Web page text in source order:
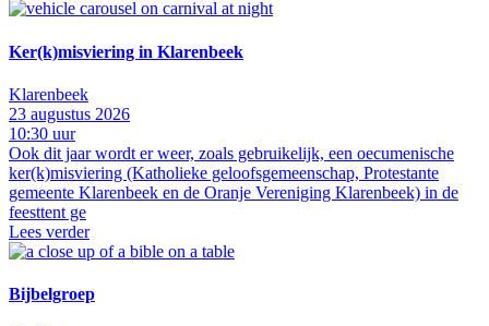
Ker(k)misviering in Klarenbeek
Klarenbeek
23 augustus 2026
10:30 uur
Ook dit jaar wordt er weer, zoals gebruikelijk, een oecumenische
ker(k)misviering (Katholieke geloofsgemeenschap, Protestante
gemeente Klarenbeek en de Oranje Vereniging Klarenbeek) in de
feesttent ge
Lees verder
Bijbelgroep